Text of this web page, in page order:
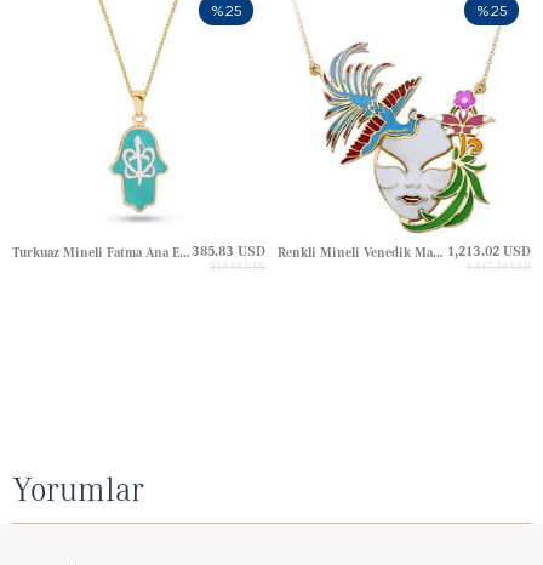
Turkuaz Mineli Fatma Ana Eli Vav Altın Kolye385.83 USD
514.45 USD
%25
Renkli Mineli Venedik Maskesi Altın Kolye 1,213.02 USD
1,617.36 USD
%25
Yorumlar